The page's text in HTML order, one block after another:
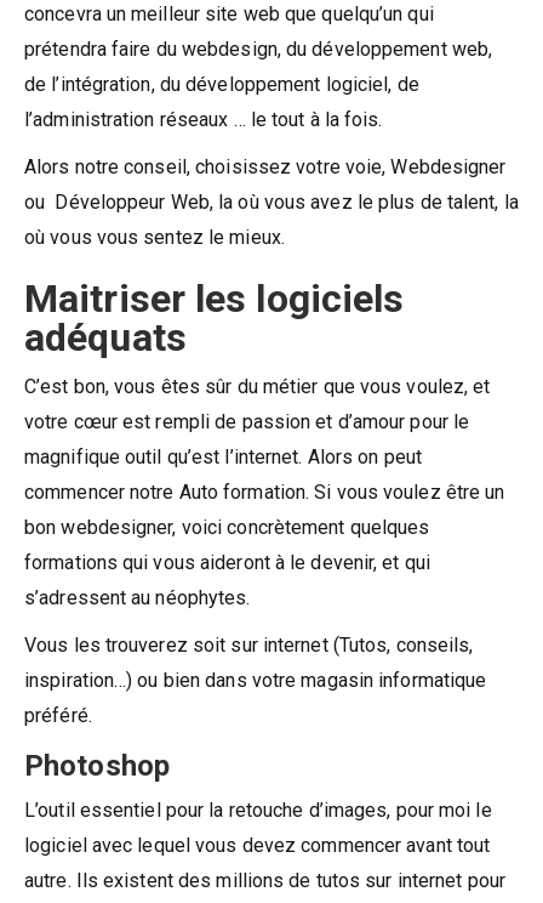
concevra un meilleur site web que quelqu’un qui
prétendra faire du webdesign, du développement web,
de l’intégration, du développement logiciel, de
l’administration réseaux … le tout à la fois.
Alors notre conseil, choisissez votre voie, Webdesigner
ou Développeur Web, la où vous avez le plus de talent, la
où vous vous sentez le mieux.
Maitriser les logiciels
adéquats
C’est bon, vous êtes sûr du métier que vous voulez, et
votre cœur est rempli de passion et d’amour pour le
magnifique outil qu’est l’internet. Alors on peut
commencer notre Auto formation. Si vous voulez être un
bon webdesigner, voici concrètement quelques
formations qui vous aideront à le devenir, et qui
s’adressent au néophytes.
Vous les trouverez soit sur internet (Tutos, conseils,
inspiration…) ou bien dans votre magasin informatique
préféré.
Photoshop
L’outil essentiel pour la retouche d’images, pour moi le
logiciel avec lequel vous devez commencer avant tout
autre. Ils existent des millions de tutos sur internet pour